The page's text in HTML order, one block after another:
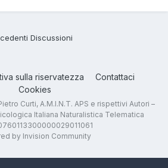
Discussioni
sulla riservatezza
Contattaci
Cookies
Curti, A.M.I.N.T. APS e rispettivi Autori –
Italiana Naturalistica Telematica
by Invision Community